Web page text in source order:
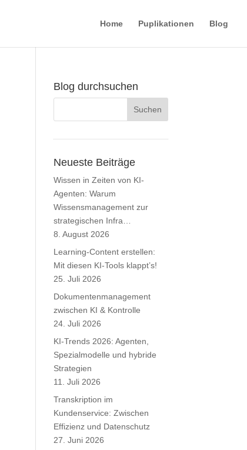
Home Puplikationen Blog
Blog durchsuchen
Neueste Beiträge
Wissen in Zeiten von KI-
Agenten: Warum
Wissensmanagement zur
strategischen Infra…
8. August 2026
Learning-Content erstellen:
Mit diesen KI-Tools klappt’s!
25. Juli 2026
Dokumentenmanagement
zwischen KI & Kontrolle
24. Juli 2026
KI-Trends 2026: Agenten,
Spezialmodelle und hybride
Strategien
11. Juli 2026
Transkription im
Kundenservice: Zwischen
Effizienz und Datenschutz
27. Juni 2026